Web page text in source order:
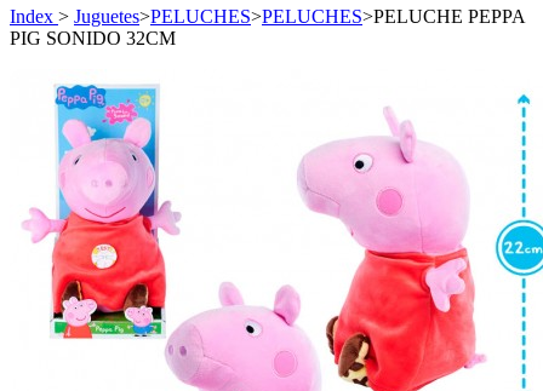
Index > Juguetes>PELUCHES>PELUCHES>PELUCHE PEPPA
PIG SONIDO 32CM